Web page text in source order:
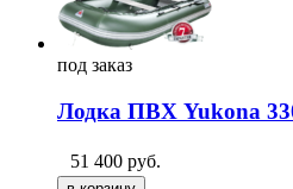
под заказ
Лодка ПВХ Yukona
51 400 руб.